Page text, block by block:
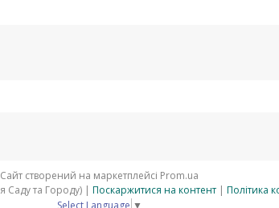
Сайт створений на маркетплейсі Prom.ua
АгроМагазин Цибулинка (Все для Саду та Городу) | Поскаржитися на контент | Політика
Select Language ▼